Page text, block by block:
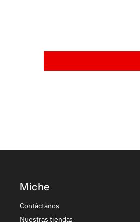
Miche
Contáctanos
Nuestras tiendas